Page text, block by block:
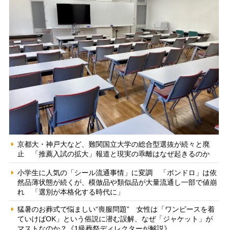
京都大・神戸大など、難関国立大学の総合型選抜が続々と廃
止 「推薦入試の拡大」報道と現実の乖離はなぜ起きるのか
小学生に人気の「シール流通事情」に変調 「ボンドロ」は依
然品薄状態が続くが、模倣品や類似品が大量流通し一部で値崩
れ 「選別が本格化する時代に」
猛暑のお葬式で悩ましい“喪服問題” 女性は「ワンピースを着
ていけばOK」という俗説に潜む誤解、なぜ「ジャケット」が
マストなのか？《1級葬祭ディレクターが解説》